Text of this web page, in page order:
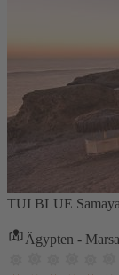
TUI BLUE Samaya
Ägypten -